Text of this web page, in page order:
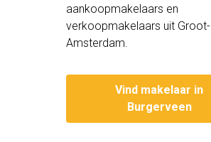
aankoopmakelaars en
verkoopmakelaars uit Groot-
Amsterdam.
Vind makelaar in
Burgerveen